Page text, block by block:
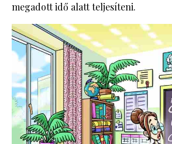
megadott idő alatt teljesíteni.